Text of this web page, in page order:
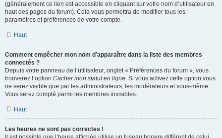
(généralement ce lien est accessible en cliquant sur votre nom d’utilisateur en
haut des pages du forum). Cela vous permettra de modifier tous les
paramètres et préférences de votre compte.
Haut
Comment empêcher mon nom d’apparaître dans la liste des membres
connectés ?
Depuis votre panneau de l’utilisateur, onglet « Préférences du forum », vous
trouverez l’option Cacher mon statut en ligne. Si vous activez cette option vous
ne serez visible que par les administrateurs, les modérateurs et vous-même.
Vous serez compté parmi les membres invisibles.
Haut
Les heures ne sont pas correctes !